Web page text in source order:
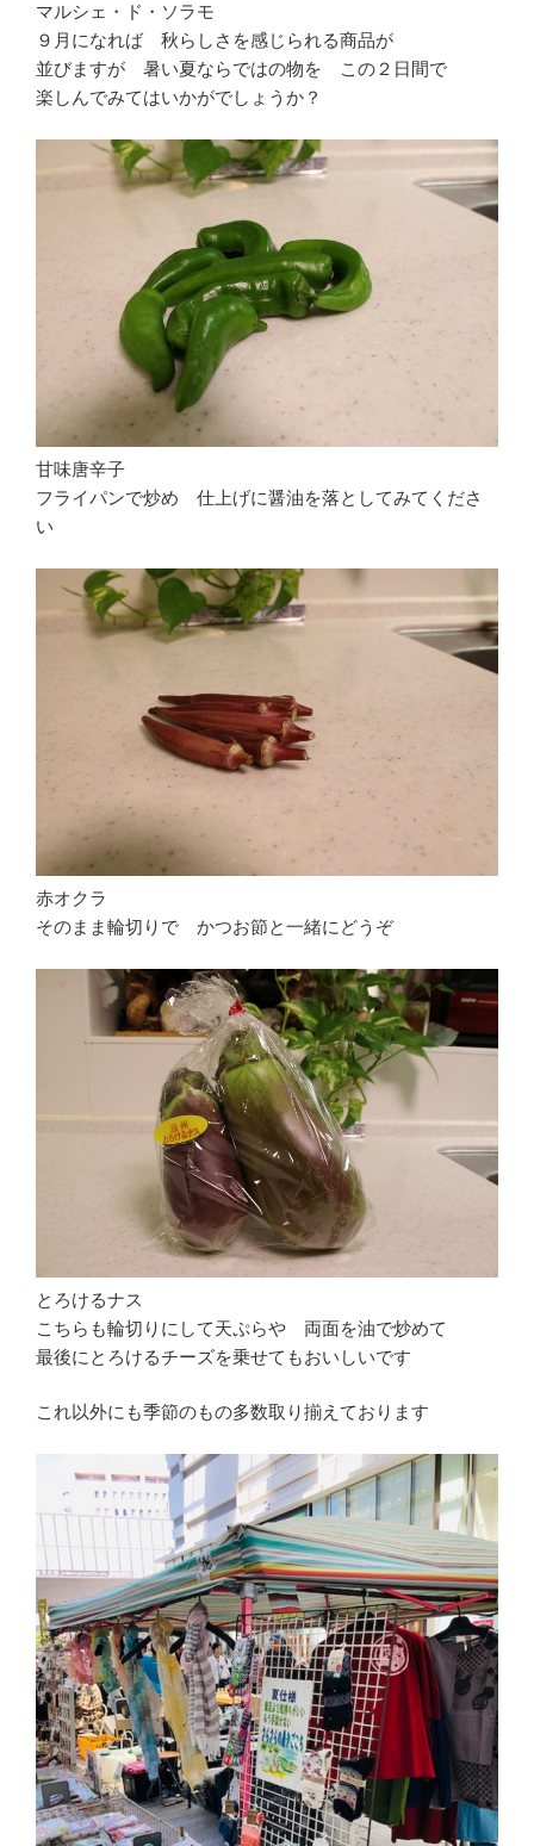
マルシェ・ド・ソラモ
９月になれば 秋らしさを感じられる商品が
並びますが 暑い夏ならではの物を この２日間で
楽しんでみてはいかがでしょうか？
甘味唐辛子
フライパンで炒め 仕上げに醤油を落としてみてくださ
い
赤オクラ
そのまま輪切りで かつお節と一緒にどうぞ
とろけるナス
こちらも輪切りにして天ぷらや 両面を油で炒めて
最後にとろけるチーズを乗せてもおいしいです
これ以外にも季節のもの多数取り揃えております